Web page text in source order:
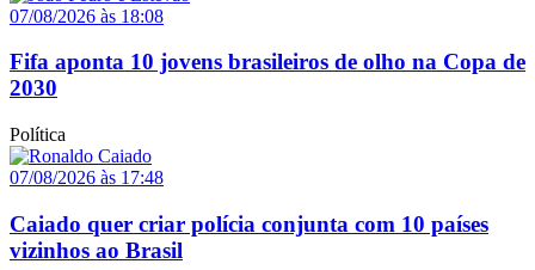
07/08/2026 às 18:08
Fifa aponta 10 jovens brasileiros de olho na Copa de
2030
Política
07/08/2026 às 17:48
Caiado quer criar polícia conjunta com 10 países
vizinhos ao Brasil